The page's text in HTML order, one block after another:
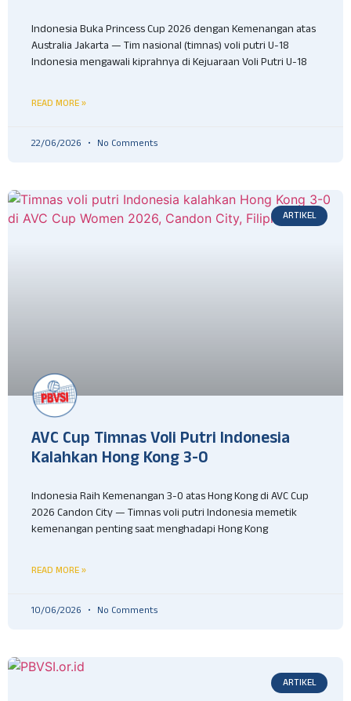
Indonesia Buka Princess Cup 2026 dengan Kemenangan atas
Australia Jakarta — Tim nasional (timnas) voli putri U-18
Indonesia mengawali kiprahnya di Kejuaraan Voli Putri U-18
READ MORE »
22/06/2026 No Comments
ARTIKEL
AVC Cup Timnas Voli Putri Indonesia
Kalahkan Hong Kong 3-0
Indonesia Raih Kemenangan 3-0 atas Hong Kong di AVC Cup
2026 Candon City — Timnas voli putri Indonesia memetik
kemenangan penting saat menghadapi Hong Kong
READ MORE »
10/06/2026 No Comments
ARTIKEL